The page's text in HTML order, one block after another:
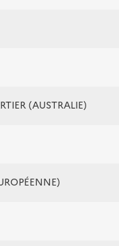
(AUSTRALIE)